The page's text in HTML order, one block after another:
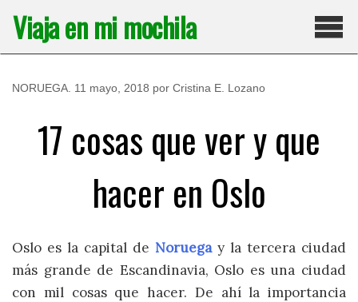
contenido
Viaja en mi mochila
NORUEGA 11 mayo, 2018 por Cristina E. Lozano
17 cosas que ver y que
hacer en Oslo
Oslo es la capital de Noruegay la tercera ciudad
más grande de Escandinavia, Oslo es una ciudad
con mil cosas que hacer. De ahí la importancia